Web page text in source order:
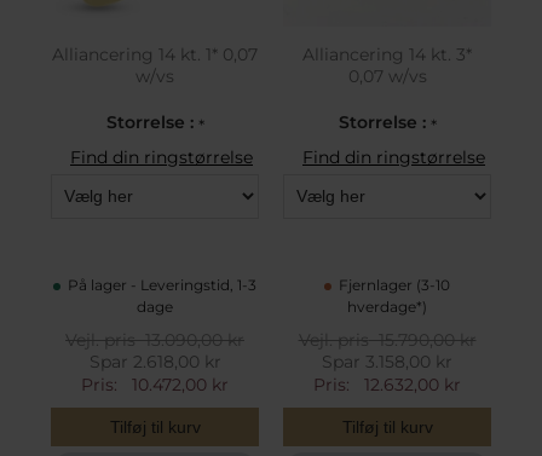
Alliancering 14 kt. 1* 0,07
w/vs
Storrelse : *
Find din ringstørrelse
På lager - Leveringstid, 1-3
dage
Vejl. pris13.090,00 kr
Spar 2.618,00 kr
Pris:
10.472,00 kr
Tilføj til kurv
Alliancering 14 kt. 3*
0,07 w/vs
Storrelse : *
Find din ringstørrelse
Fjernlager (3-10
hverdage*)
Vejl. pris15.790,00 kr
Spar 3.158,00 kr
Pris:
12.632,00 kr
Tilføj til kurv